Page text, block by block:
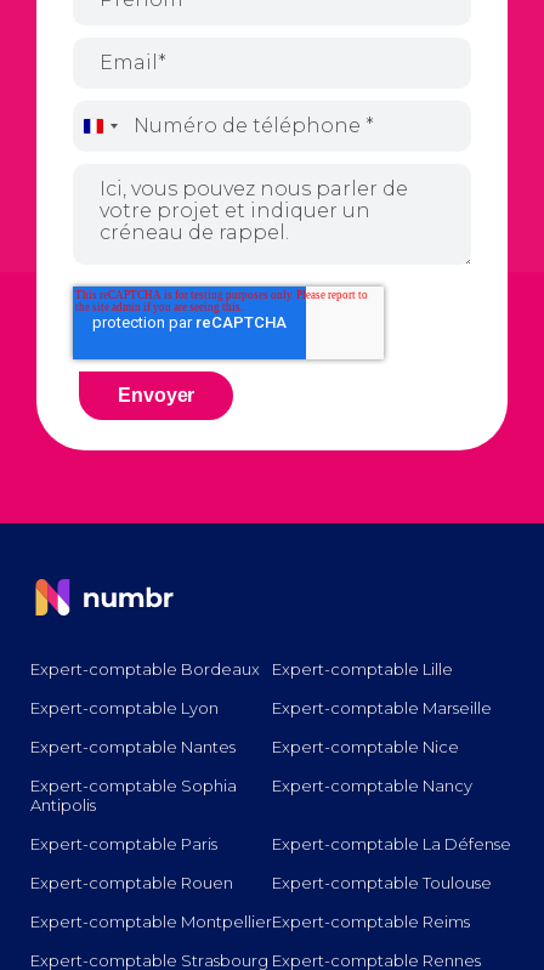
France
Expert-comptable Bordeaux
Expert-comptable Lille
Expert-comptable Lyon
Expert-comptable Marseille
Expert-comptable Nantes
Expert-comptable Nice
Expert-comptable Sophia
Antipolis
Expert-comptable Nancy
Expert-comptable Paris
Expert-comptable La Défense
Expert-comptable Rouen
Expert-comptable Toulouse
Expert-comptable MontpellierExpert-comptable Reims
Expert-comptable Strasbourg Expert-comptable Rennes